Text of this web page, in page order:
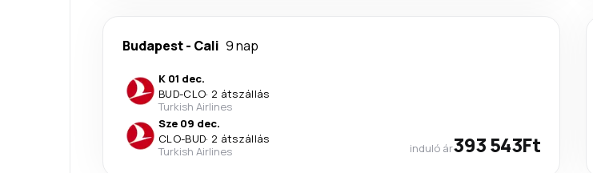
Budapest- Cali 9 nap
K 01 dec.
BUD-CLO· 2 átszállás
Turkish Airlines
Sze 09 dec.
CLO-BUD· 2 átszállás
Turkish Airlines
induló ár393 543Ft